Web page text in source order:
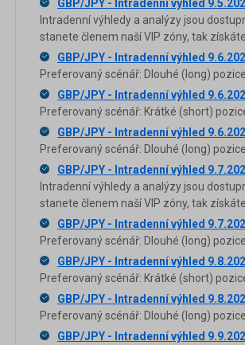
GBP/JPY - Intradenní výhled
Intradenní výhledy a analýzy jsou
stanete členem naší VIP zóny, tak
GBP/JPY - Intradenní výhled
Preferovaný scénář: Dlouhé (long)
GBP/JPY - Intradenní výhled
Preferovaný scénář: Krátké (short)
GBP/JPY - Intradenní výhled
Preferovaný scénář: Dlouhé (long)
GBP/JPY - Intradenní výhled
Intradenní výhledy a analýzy jsou
stanete členem naší VIP zóny, tak
GBP/JPY - Intradenní výhled
Preferovaný scénář: Dlouhé (long)
GBP/JPY - Intradenní výhled
Preferovaný scénář: Krátké (short)
GBP/JPY - Intradenní výhled
Preferovaný scénář: Dlouhé (long)
GBP/JPY - Intradenní výhled